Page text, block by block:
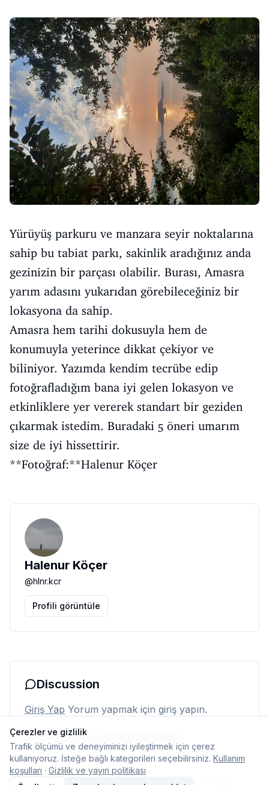
Yürüyüş parkuru ve manzara seyir noktalarına
sahip bu tabiat parkı, sakinlik aradığınız anda
gezinizin bir parçası olabilir. Burası, Amasra
yarım adasını yukarıdan görebileceğiniz bir
lokasyona da sahip.
Amasra hem tarihi dokusuyla hem de
konumuyla yeterince dikkat çekiyor ve
biliniyor. Yazımda kendim tecrübe edip
fotoğrafladığım bana iyi gelen lokasyon ve
etkinliklere yer vererek standart bir geziden
çıkarmak istedim. Buradaki 5 öneri umarım
size de iyi hissettirir.
**Fotoğraf:**Halenur Köçer
Halenur Köçer
@hlnr.kcr
Profili görüntüle
Discussion
Giriş Yap Yorum yapmak için giriş yapın.
Henüz yorum yok. İlk yorumu siz yapın.
Çerezler ve gizlilik
Trafik ölçümü ve deneyiminizi iyileştirmek için çerez
kullanıyoruz. İsteğe bağlı kategorileri seçebilirsiniz. Kullanım
koşulları · Gizlilik ve yayın politikası